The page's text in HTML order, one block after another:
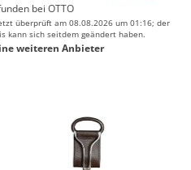
bei OTTO
überprüft am 08.08.2026 um 01:16; der
kann sich seitdem geändert haben.
weiteren Anbieter